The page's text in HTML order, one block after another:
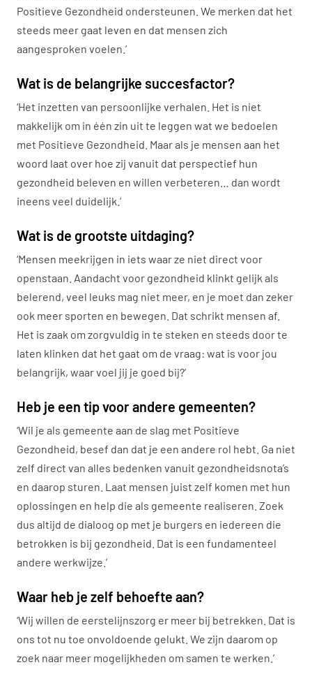
Positieve Gezondheid ondersteunen. We merken dat het
steeds meer gaat leven en dat mensen zich
aangesproken voelen.’
Wat is de belangrijke succesfactor?
‘Het inzetten van persoonlijke verhalen. Het is niet
makkelijk om in één zin uit te leggen wat we bedoelen
met Positieve Gezondheid. Maar als je mensen aan het
woord laat over hoe zij vanuit dat perspectief hun
gezondheid beleven en willen verbeteren… dan wordt
ineens veel duidelijk.’
Wat is de grootste uitdaging?
‘Mensen meekrijgen in iets waar ze niet direct voor
openstaan. Aandacht voor gezondheid klinkt gelijk als
belerend, veel leuks mag niet meer, en je moet dan zeker
ook meer sporten en bewegen. Dat schrikt mensen af.
Het is zaak om zorgvuldig in te steken en steeds door te
laten klinken dat het gaat om de vraag: wat is voor jou
belangrijk, waar voel jij je goed bij?’
Heb je een tip voor andere gemeenten?
‘Wil je als gemeente aan de slag met Positieve
Gezondheid, besef dan dat je een andere rol hebt. Ga niet
zelf direct van alles bedenken vanuit gezondheidsnota’s
en daarop sturen. Laat mensen juist zelf komen met hun
oplossingen en help die als gemeente realiseren. Zoek
dus altijd de dialoog op met je burgers en iedereen die
betrokken is bij gezondheid. Dat is een fundamenteel
andere werkwijze.’
Waar heb je zelf behoefte aan?
‘Wij willen de eerstelijnszorg er meer bij betrekken. Dat is
ons tot nu toe onvoldoende gelukt. We zijn daarom op
zoek naar meer mogelijkheden om samen te werken.’